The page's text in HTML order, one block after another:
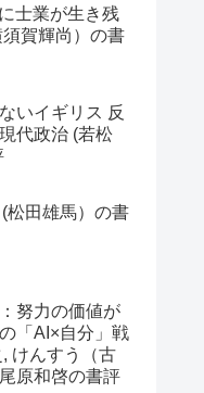
士業が生き残
賀輝尚）の書
いイギリス 反
代政治 (若松
松田雄馬）の書
努力の価値が
「AI×自分」戦
けんすう（古
原和啓の書評